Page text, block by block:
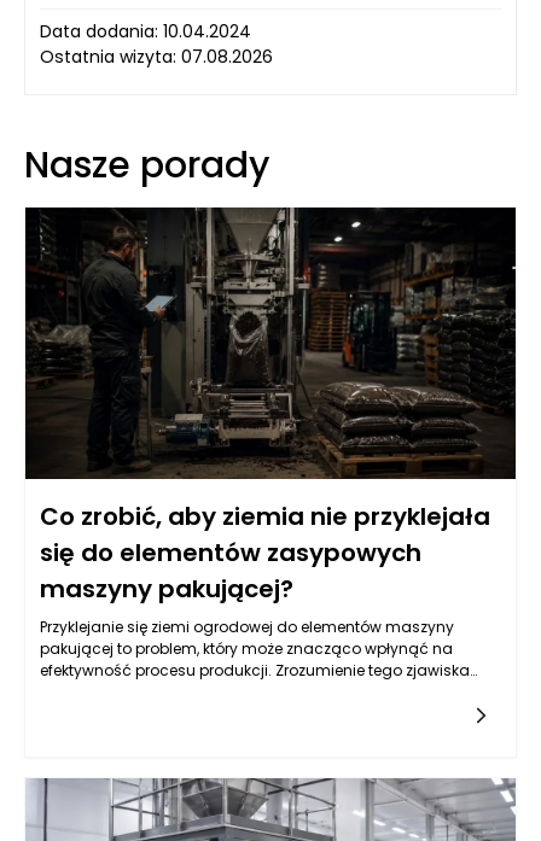
Data dodania: 10.04.2024
Ostatnia wizyta: 07.08.2026
Nasze porady
Co zrobić, aby ziemia nie przyklejała
się do elementów zasypowych
maszyny pakującej?
Przyklejanie się ziemi ogrodowej do elementów maszyny
pakującej to problem, który może znacząco wpłynąć na
efektywność procesu produkcji. Zrozumienie tego zjawiska
ziemi oraz konstrukcji maszyn pakujących. Często przyczyna
lub zbyt wilgotne podłoże także potrafi stworzyć sytuacje, w
których materiał przylega do powierzchni roboczych. Dobrze
zaprojektowane maszyny pakujące do ziemi ogrodowej